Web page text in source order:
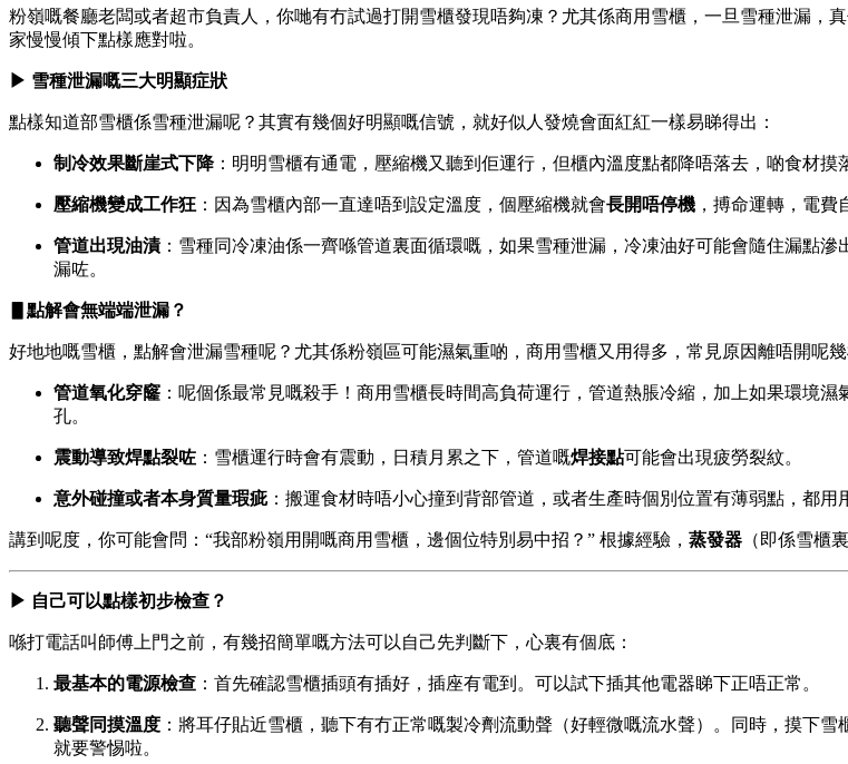
粉嶺嘅餐廳老闆或者超市負責人，你哋有冇試過打開雪櫃發現唔夠凍？尤其係商用雪櫃，一旦雪種泄漏，
家慢慢傾下點樣應對啦。
▶ 雪種泄漏嘅三大明顯症狀
點樣知道部雪櫃係雪種泄漏呢？其實有幾個好明顯嘅信號，就好似人發燒會面紅紅一樣易睇得出：
制冷效果斷崖式下降：明明雪櫃有通電，壓縮機又聽到佢運行，但櫃內溫度點都降唔落去，啲食材摸
壓縮機變成工作狂 ：因為雪櫃內部一直達唔到設定溫度，個壓縮機就會長開唔停機 ，搏命運轉，電費
管道出現油漬：雪種同冷凍油係一齊喺管道裏面循環嘅，如果雪種泄漏，冷凍油好可能會隨住漏點
漏咗。
▋點解會無端端泄漏？
好地地嘅雪櫃，點解會泄漏雪種呢？尤其係粉嶺區可能濕氣重啲，商用雪櫃又用得多，常見原因離唔開呢幾
管道氧化穿窿 ：呢個係最常見嘅殺手！商用雪櫃長時間高負荷運行，管道熱脹冷縮，加上如果環境
孔。
震動導致焊點裂咗 ：雪櫃運行時會有震動，日積月累之下，管道嘅焊接點可能會出現疲勞裂紋。
意外碰撞或者本身質量瑕疵：搬運食材時唔小心撞到背部管道，或者生產時個別位置有薄弱點，都用
講到呢度，你可能會問：“我部粉嶺用開嘅商用雪櫃，邊個位特別易中招？” 根據經驗， 蒸發器 （即係雪櫃
▶ 自己可以點樣初步檢查？
喺打電話叫師傅上門之前，有幾招簡單嘅方法可以自己先判斷下，心裏有個底：
最基本的電源檢查 ：首先確認雪櫃插頭有插好，插座有電到。可以試下插其他電器睇下正唔正常。
聽聲同摸溫度 ：將耳仔貼近雪櫃，聽下有冇正常嘅製冷劑流動聲（好輕微嘅流水聲）。同時，摸下
就要警惕啦。